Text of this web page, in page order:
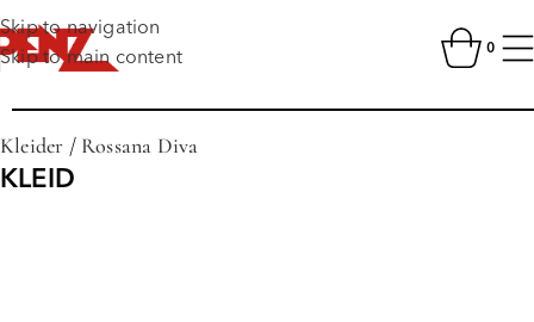
Skip to navigation
Skip to main content
0
Kleider / Rossana Diva
KLEID